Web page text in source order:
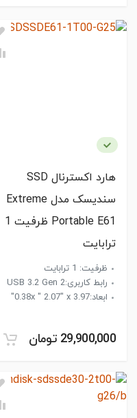
هارد اکسترنال SSD
سندیسک مدل Extreme
Portable E61 ظرفیت 1
ترابایت
ظرفیت: 1 ترابایت
رابط کاربری:USB 3.2 Gen 2
ابعاد:0.38x " 2.07" x 3.97"
29,900,000 تومان